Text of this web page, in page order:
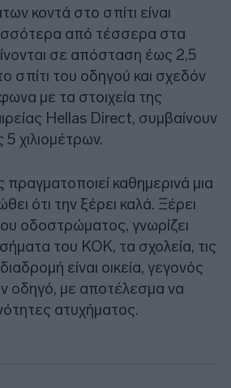
κοντά στο σπίτι είναι
από τέσσερα στα
σε απόσταση έως 2,5
σπίτι του οδηγού και σχεδόν
με τα στοιχεία της
Hellas Direct, συμβαίνουν
χιλιομέτρων.
καθημερινά μια
ότι την ξέρει καλά. Ξέρει
οδοστρώματος, γνωρίζει
του ΚΟΚ, τα σχολεία, τις
είναι οικεία, γεγονός
οδηγό, με αποτέλεσμα να
ατυχήματος.